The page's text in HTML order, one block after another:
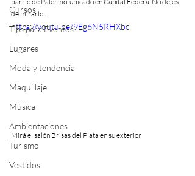
Cursos
Tips para Eventos
Lugares
Moda y tendencia
Maquillaje
Música
Ambientaciones
Turismo
Vestidos
de mirarlo.
https://youtu.be/9Eg6N5RHXbc
Mirá el salón Brisas del Plata en su exterior